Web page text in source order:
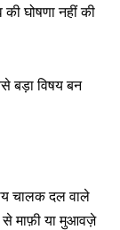
की घोषणा नहीं की
बड़ा विषय बन
चालक दल वाले
माफ़ी या मुआवज़े